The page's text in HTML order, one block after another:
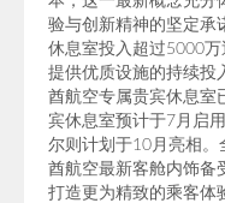
验与创新精神的坚定承
休息室投入超过5000
提供优质设施的持续投
酋航空专属贵宾休息室
宾休息室预计于7月启
尔则计划于10月亮相
酋航空最新客舱内饰备
打造更为精致的乘客体